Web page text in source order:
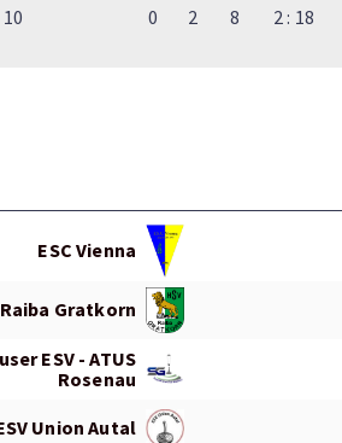
10 0 2 8 2 : 18
ESC Vienna
Raiba Gratkorn
ESV - ATUS
Rosenau
Union Autal